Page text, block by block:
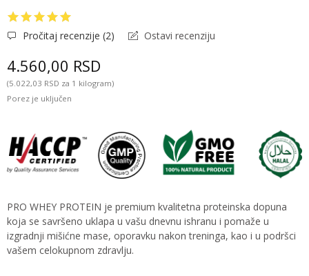
Pročitaj recenzije (2) Ostavi recenziju
4.560,00 RSD
(5.022,03 RSD za 1 kilogram)
Porez je uključen
PRO WHEY PROTEIN je premium kvalitetna proteinska dopuna
koja se savršeno uklapa u vašu dnevnu ishranu i pomaže u
izgradnji mišićne mase, oporavku nakon treninga, kao i u podršci
vašem celokupnom zdravlju.